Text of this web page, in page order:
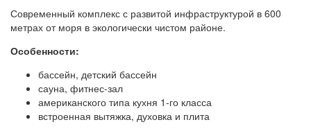
Современный комплекс с развитой инфраструктурой в 600
метрах от моря в экологически чистом районе.
Особенности:
бассейн, детский бассейн
сауна, фитнес-зал
американского типа кухня 1-го класса
встроенная вытяжка, духовка и плита